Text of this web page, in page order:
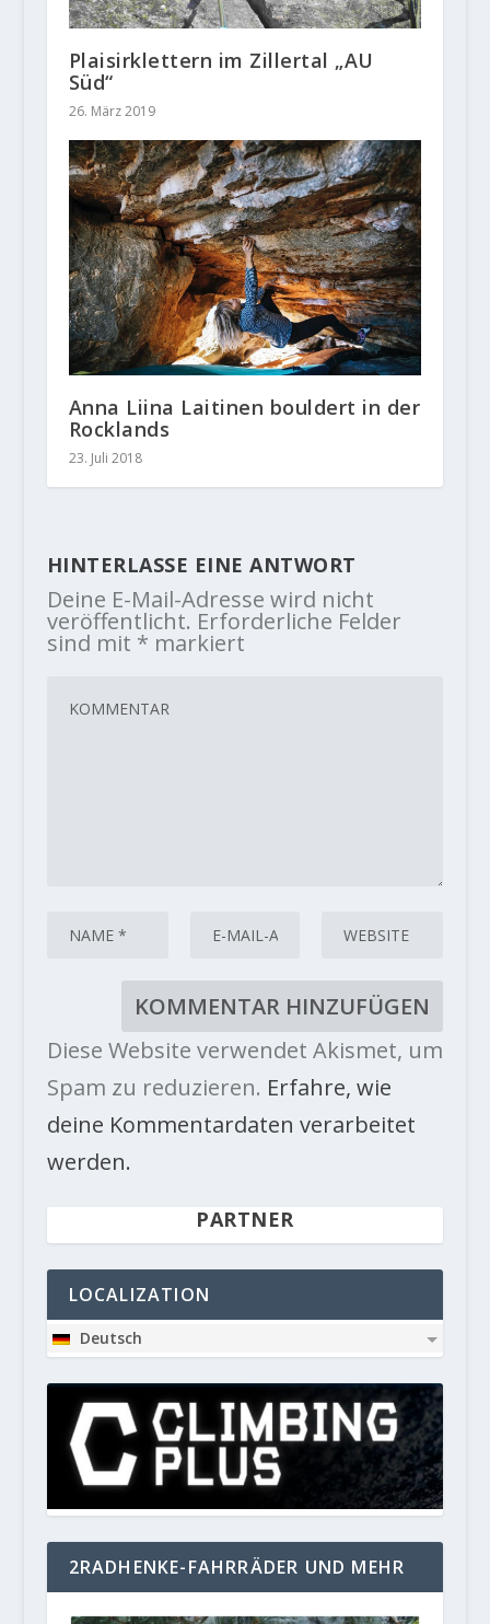
Plaisirklettern im Zillertal „AU
Süd“
26. März 2019
Anna Liina Laitinen bouldert in der
Rocklands
23. Juli 2018
HINTERLASSE EINE ANTWORT
Deine E-Mail-Adresse wird nicht
veröffentlicht. Erforderliche Felder
sind mit * markiert
Diese Website verwendet Akismet, um
Spam zu reduzieren. Erfahre, wie
deine Kommentardaten verarbeitet
werden.
PARTNER
LOCALIZATION
Deutsch
2RADHENKE-FAHRRÄDER UND MEHR